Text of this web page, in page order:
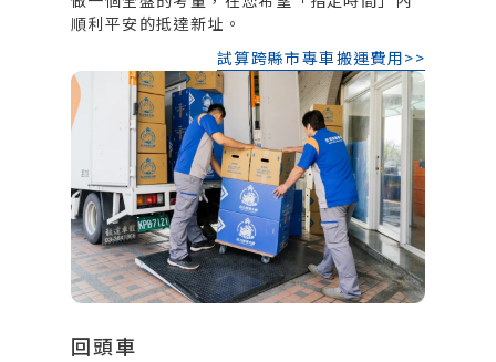
順利平安的抵達新址。
試算跨縣市專車搬運費用>>
回頭車